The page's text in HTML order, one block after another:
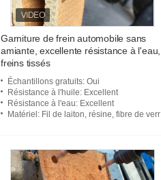
Garniture de frein automobile sans
amiante, excellente résistance à l'eau,
freins tissés
Échantillons gratuits: Oui
Résistance à l'huile: Excellent
Résistance à l'eau: Excellent
Matériel : Fil de laiton, résine, fibre de verre, matériaux de friction, etc.